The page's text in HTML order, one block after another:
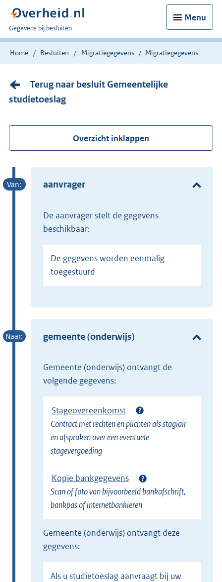
Menu
U
bent
nu
Gegevens bij besluiten
Home Besluiten Migratiegegevens Migratiegegevens
Terug naar besluit Gemeentelijke
studietoeslag
Overzicht inklappen
aanvrager
de aanvrager stelt de gegevens
beschikbaar:
De gegevens worden eenmalig
toegestuurd
gemeente (onderwijs)
gemeente (onderwijs) ontvangt de
volgende gegevens:
Stageovereenkomst
Contract met rechten en plichten als stagiair
en afspraken over een eventuele
stagevergoeding
Kopie bankgegevens
Scan of foto van bijvoorbeeld bankafschrift,
bankpas of internetbankieren
gemeente (onderwijs) ontvangt deze
gegevens:
Als u studietoeslag aanvraagt bij uw